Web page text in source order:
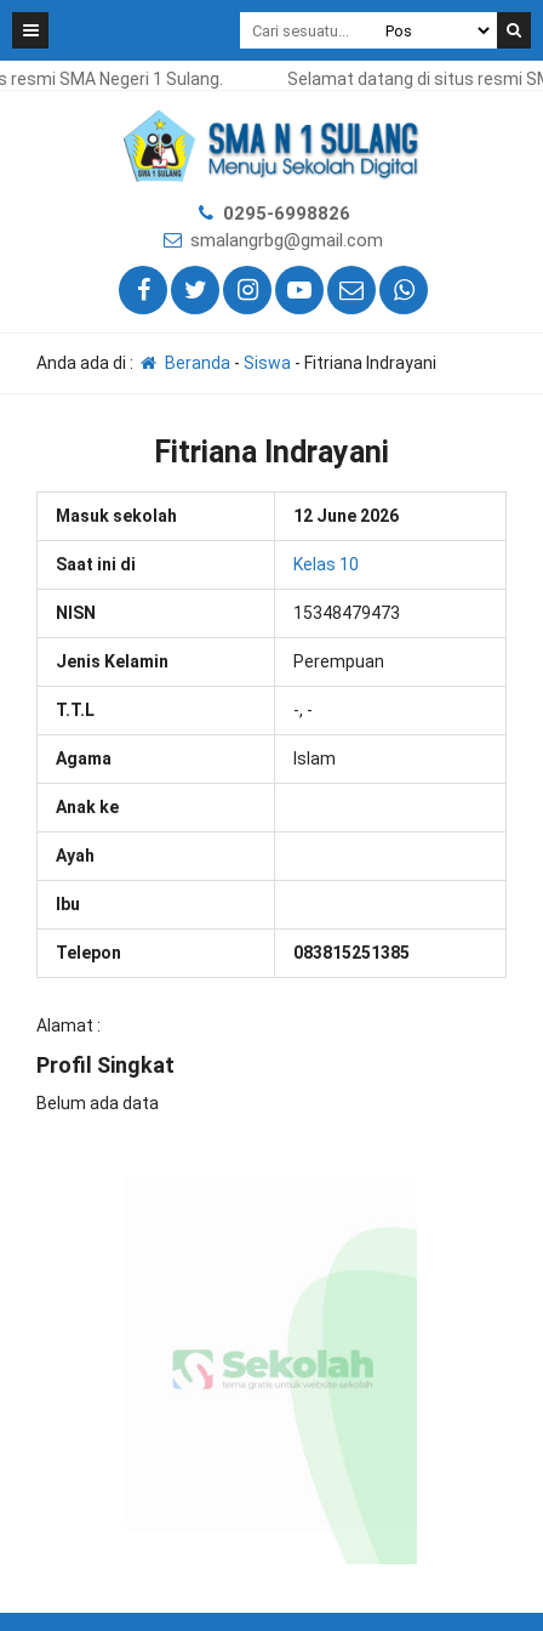
SMA Negeri 1 Sulang. Selamat datang di situs resmi
0295-6998826
smalangrbg@gmail.com
Anda ada di : Beranda - Siswa - Fitriana Indrayani
Fitriana Indrayani
Masuk sekolah 12 June 2026
Saat ini di Kelas 10
NISN 15348479473
Jenis Kelamin Perempuan
T.T.L -, -
Agama Islam
Anak ke
Ayah
Ibu
Telepon 083815251385
Alamat :
Profil Singkat
Belum ada data